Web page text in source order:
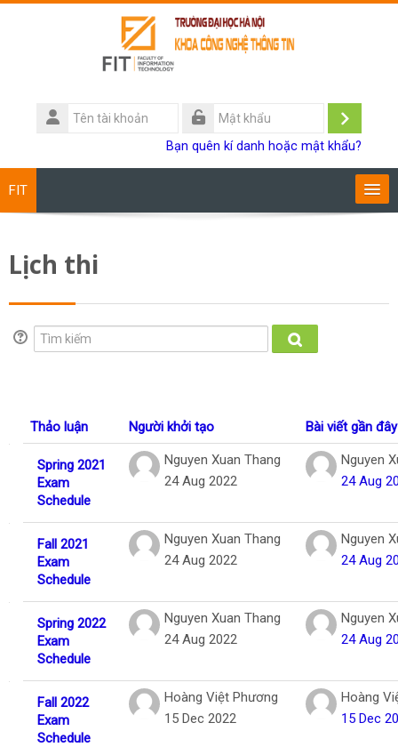
Tên
tài
Đăng
Bạn quên kí danh hoặc mật khẩu?
FIT
Giảng viên
Sinh viên
Tiếng Việt
Tìm
kiếm
khoá
Gửi
Lịch thi
Tìm kiếm
Tìm kiếm
Danh sách các cuộc thảo luận. Đang
Thảo luận Người khởi tạo Bài viết gần
Spring 2021
Exam
Schedule
Nguyen Xuan Thang
24 Aug 2022
Nguyen
24 Aug
Fall 2021
Exam
Schedule
Nguyen Xuan Thang
24 Aug 2022
Nguyen
24 Aug
Spring 2022
Exam
Schedule
Nguyen Xuan Thang
24 Aug 2022
Nguyen
24 Aug
Fall 2022
Exam
Schedule
Hoàng Việt Phương
15 Dec 2022
Hoàng
15 Dec